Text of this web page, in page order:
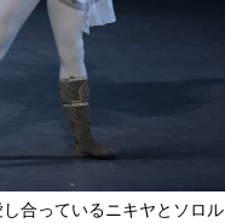
し合っているニキヤとソロル